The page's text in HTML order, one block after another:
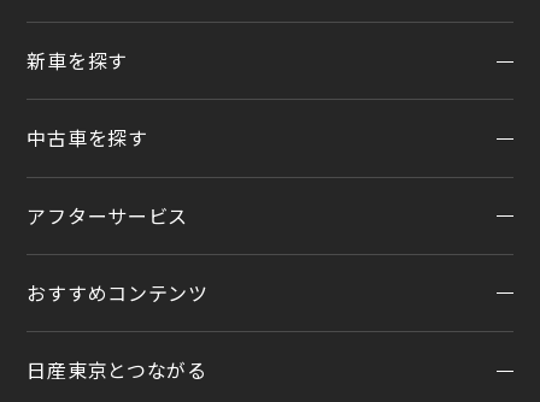
地域から探す
店舗リニューアル情報
店舗統合・移転のお知らせ
新車を探す
試乗車・展示車検索
カスタイマイズサービス
オンライン相談予約
中古車を探す
在庫車一覧
アフターサービス
アフターサービスTOP
おすすめコンテンツ
おすすめコンテンツ
日産東京とつながる